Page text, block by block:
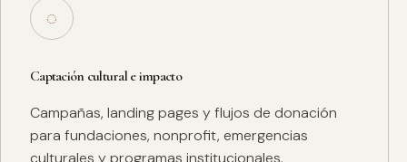
◌
Captación cultural e impacto
Campañas, landing pages y flujos de donación
para fundaciones, nonprofit, emergencias